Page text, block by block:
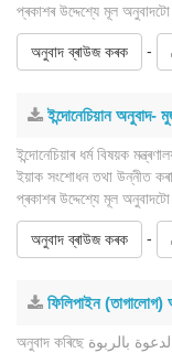
প্ৰকাশৰ উদ্দেশ্যে মূল
অনুবাদ ব্ৰাউজ কৰক -
ইন্দোনেচিয়ান অনুবাদ-
ইন্দোনেচিয়াৰ ধৰ্ম বিষয়ক
ইয়াক সংশোধন তথা উন্নীত
প্ৰকাশৰ উদ্দেশ্যে মূল
অনুবাদ ব্ৰাউজ কৰক -
ফিলিপাইন (তাগালোগ)
অনুবাদ কৰিছে جمعية الدعوة بالربوة আৰু جمعية خدمة المحتوى الإسلامي